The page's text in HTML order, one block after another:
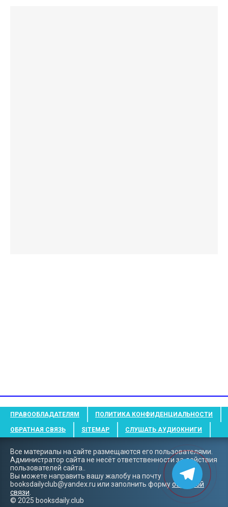
ПРАВООБЛАДАТЕЛЯМ ПОЛИТИКА КОНФИДЕНЦИАЛЬНОСТИ
ОБРАТНАЯ СВЯЗЬ SITEMAP СЛУШАТЬ АУДИОКНИГИ
Все материалы на сайте размещаются его пользователями.
Администратор сайта не несёт ответственности за действия
пользователей сайта..
Вы можете направить вашу жалобу на почту
booksdailyclub@yandex.ru или заполнить формуобратной
связи
© 2025 booksdaily.club